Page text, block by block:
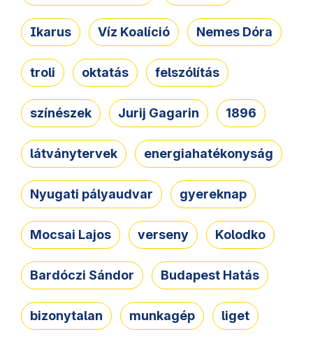
Ikarus Víz Koalíció Nemes Dóra
troli oktatás felszólítás
színészek Jurij Gagarin 1896
látványtervek energiahatékonyság
Nyugati pályaudvar gyereknap
Mocsai Lajos verseny Kolodko
Bardóczi Sándor Budapest Hatás
bizonytalan munkagép liget